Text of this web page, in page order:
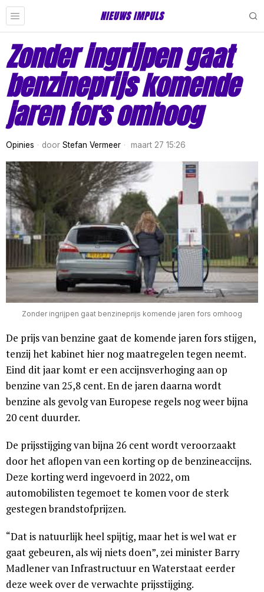
NIEUWS IMPULS
Zonder ingrijpen gaat
benzineprijs komende
jaren fors omhoog
Opinies door Stefan Vermeer maart 27 15:26
Zonder ingrijpen gaat benzineprijs komende jaren fors omhoog
De prijs van benzine gaat de komende jaren fors stijgen,
tenzij het kabinet hier nog maatregelen tegen neemt.
Eind dit jaar komt er een accijnsverhoging aan op
benzine van 25,8 cent. En de jaren daarna wordt
benzine als gevolg van Europese regels nog weer bijna
20 cent duurder.
De prijsstijging van bijna 26 cent wordt veroorzaakt
door het aflopen van een korting op de benzineaccijns.
Deze korting werd ingevoerd in 2022, om
automobilisten tegemoet te komen voor de sterk
gestegen brandstofprijzen.
“Dat is natuurlijk heel spijtig, maar het is wel wat er
gaat gebeuren, als wij niets doen”, zei minister Barry
Madlener van Infrastructuur en Waterstaat eerder
deze week over de verwachte prijsstijging.